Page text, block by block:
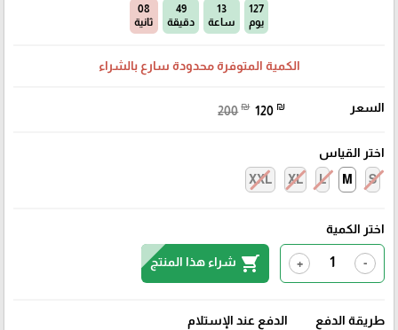
127
يوم
13
ساعة
49
دقيقة
07
ثانية
الكمية المتوفرة محدودة سارع بالشراء
السعر 200 ₪ 120 ₪
اختر القياس
S
M
L
XL
XXL
اختر الكمية
-
+
shopping_cart شراء هذا المنتج
طريقة الدفع
الدفع عند الإستلام